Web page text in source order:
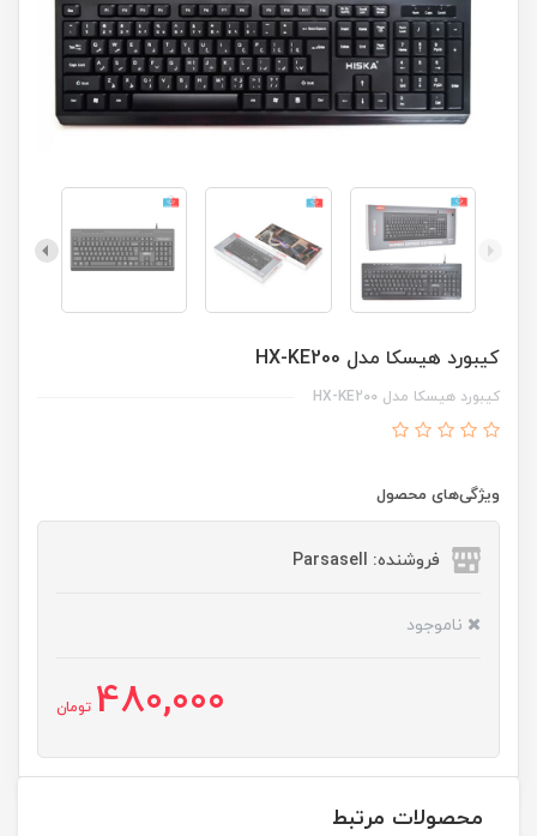
کیبورد هیسکا مدل HX-KE200
کیبورد هیسکا مدل HX-KE200
ویژگی‌های محصول
فروشنده: Parsasell
ناموجود
480,000 تومان
محصولات مرتبط